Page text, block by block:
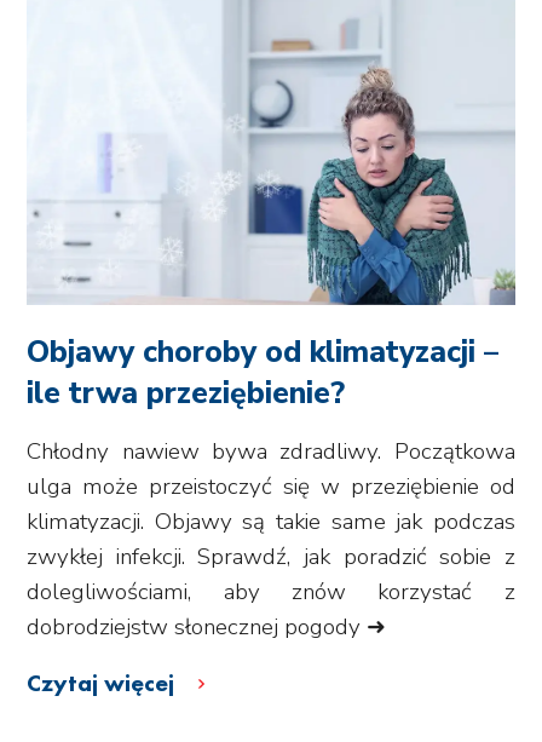
Objawy choroby od klimatyzacji –
ile trwa przeziębienie?
Chłodny nawiew bywa zdradliwy. Początkowa
ulga może przeistoczyć się w przeziębienie od
klimatyzacji. Objawy są takie same jak podczas
zwykłej infekcji. Sprawdź, jak poradzić sobie z
dolegliwościami, aby znów korzystać z
dobrodziejstw słonecznej pogody ➜
Czytaj więcej